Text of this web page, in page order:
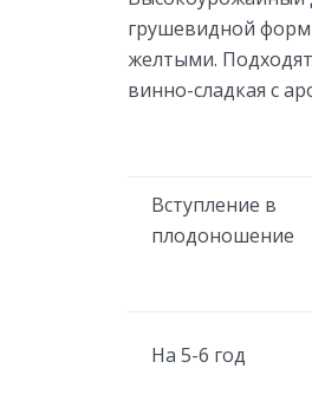
грушевидной
желтыми.
винно-сладкая с
Вступление в
плодоношение
На 5-6 год